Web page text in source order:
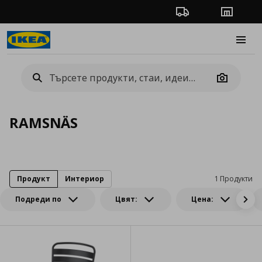
Проследяване на
Camera
RAMSNÄS
Подреди по Цвят: Цена:
1 Продукти
Продукт Интериор